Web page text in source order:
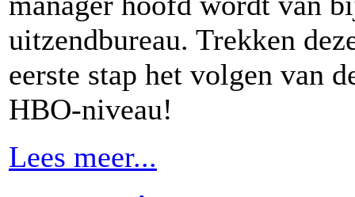
uitzendbureau. Trekken
eerste stap het volgen van
HBO-niveau!
Lees meer...